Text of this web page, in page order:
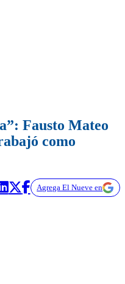
Fausto Mateo
como
Agrega El Nueve en